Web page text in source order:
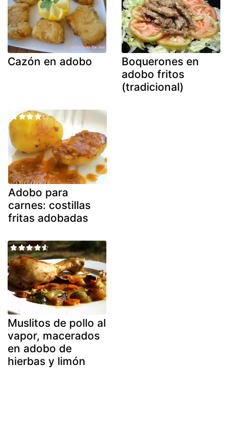
Cazón en adobo
Boquerones en
adobo fritos
(tradicional)
Adobo para
carnes: costillas
fritas adobadas
Muslitos de pollo al
vapor, macerados
en adobo de
hierbas y limón